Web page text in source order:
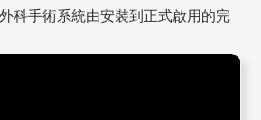
科手術系統由安裝到正式啟用的完